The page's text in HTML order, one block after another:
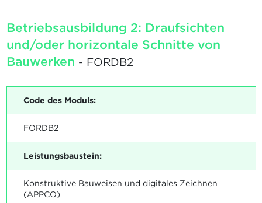
Betriebsausbildung 2: Draufsichten
und/oder horizontale Schnitte von
Bauwerken - FORDB2
Code des Moduls:
FORDB2
Leistungsbaustein:
Konstruktive Bauweisen und digitales Zeichnen
(APPCO)